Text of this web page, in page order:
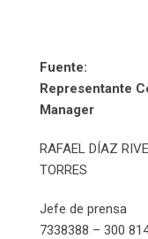
Manager
RAFAEL
TORRES
Jefe de
7338388 – 300